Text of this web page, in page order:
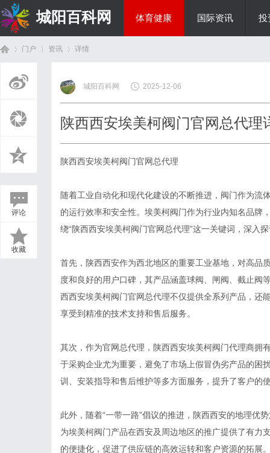
城阳百科网 体育健康 国际资讯 投
门户 资讯
›
详情
评论
收藏
城阳百科网 2025-12-06
陕西西安埃美柯阀门官网总代理
陕西西安埃美柯阀门官网总代理
随着工业自动化和现代化建设的不断推进，阀门作为流
的运行效率和安全性。埃美柯阀门作为行业内知名品牌
绕“陕西西安埃美柯阀门官网总代理”这一关键词，深入
首先，陕西西安作为西北地区的重要工业基地，对高品
度和良好的用户口碑，其产品涵盖球阀、闸阀、截止阀
西西安埃美柯阀门官网总代理不仅提供全系列产品，还
享受到精准的技术支持和售后服务。
其次，作为官网总代理，陕西西安埃美柯阀门代理商拥
于采购企业尤为重要，避免了市场上假冒伪劣产品的困
训、安装指导和售后维护等多方面服务，提升了客户的
此外，随着“一带一路”倡议的推进，陕西西安的地理优
为埃美柯阀门产品在西安及周边地区的推广提供了有力
的便捷化，促进了供应链的高效运转和客户资源的拓展